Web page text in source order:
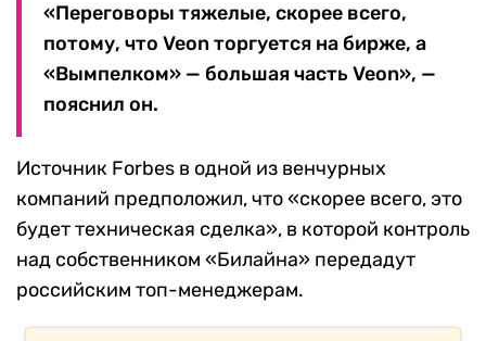
«Переговоры тяжелые, скорее всего,
потому, что Veon торгуется на бирже, а
«Вымпелком» — большая часть Veon», —
пояснил он.
Источник Forbes в одной из венчурных
компаний предположил, что «скорее всего, это
будет техническая сделка», в которой контроль
над собственником «Билайна» передадут
российским топ-менеджерам.